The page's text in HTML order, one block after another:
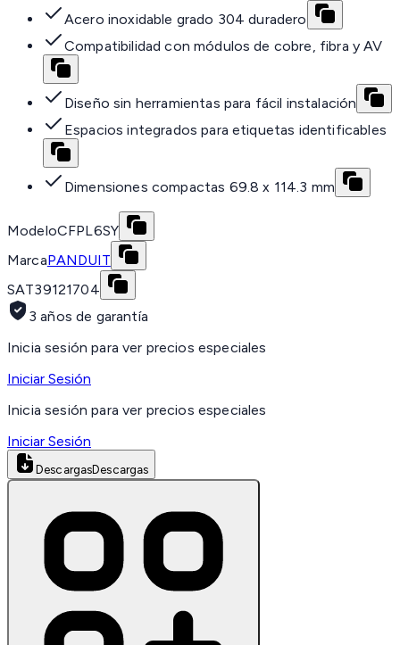
Acero inoxidable grado 304 duradero
Compatibilidad con módulos de cobre, fibra y AV
Diseño sin herramientas para fácil instalación
Espacios integrados para etiquetas identificables
Dimensiones compactas 69.8 x 114.3 mm
ModeloCFPL6SY
MarcaPANDUIT
SAT39121704
3 años de garantía
Inicia sesión para ver precios especiales
Iniciar Sesión
Inicia sesión para ver precios especiales
Iniciar Sesión
DescargasDescargas